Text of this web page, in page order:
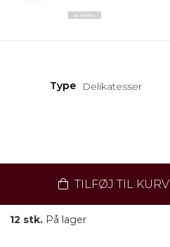
Type Delikatesser
TILFØJ TIL KURV
12 stk. På lager